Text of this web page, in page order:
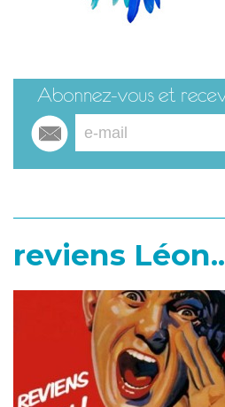
reviens Léon..